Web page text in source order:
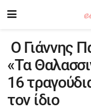
Ο Γιάννης
«Τα
16
τον ίδιο